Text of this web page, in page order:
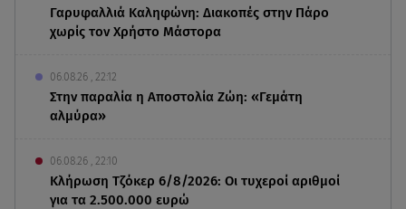
Γαρυφαλλιά Καληφώνη: Διακοπές στην Πάρο
χωρίς τον Χρήστο Μάστορα
06.08.26 , 22:12
Στην παραλία η Αποστολία Ζώη: «Γεμάτη
αλμύρα»
06.08.26 , 22:10
Κλήρωση Τζόκερ 6/8/2026: Οι τυχεροί αριθμοί
για τα 2.500.000 ευρώ